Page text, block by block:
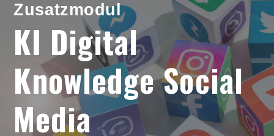
Zusatzmodul
KI Digital
Knowledge Social
Media